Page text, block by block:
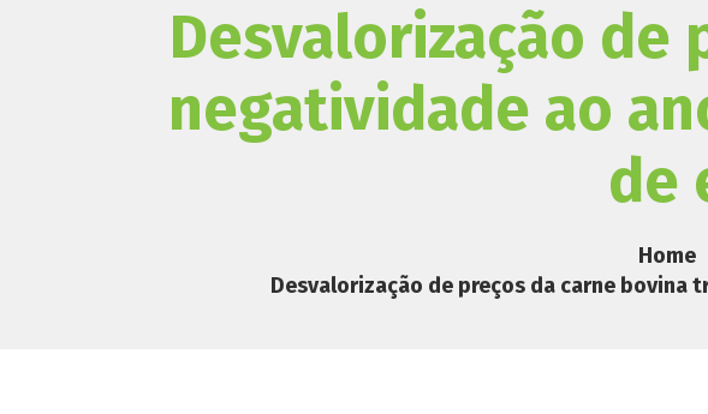
Desvalorização de
negatividade ao
de
Home
Desvalorização de preços da carne bovina